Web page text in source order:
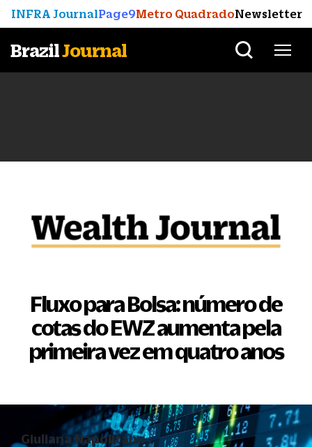
INFRA JournalPage9Metro QuadradoNewsletter
BrazilJournal
Fluxo para Bolsa: número de
cotas do EWZ aumenta pela
primeira vez em quatro anos
Giuliana Napolitano